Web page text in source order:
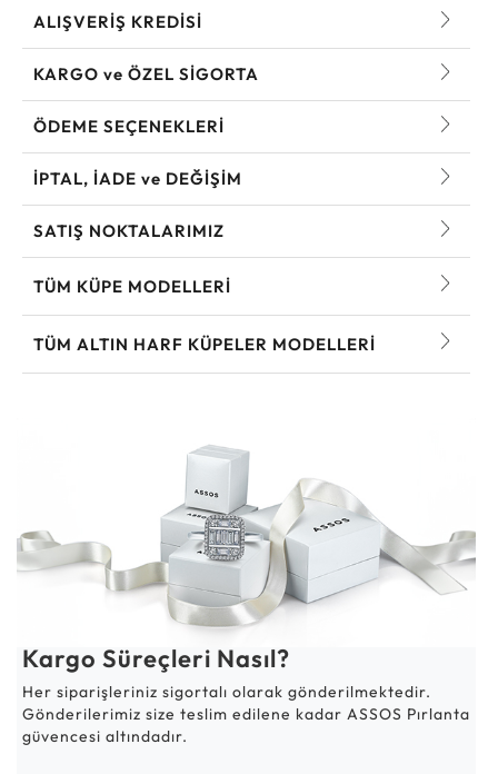
ALIŞVERİŞ KREDİSİ
KARGO ve ÖZEL SİGORTA
ÖDEME SEÇENEKLERİ
İPTAL, İADE ve DEĞİŞİM
SATIŞ NOKTALARIMIZ
TÜM KÜPE MODELLERI
TÜM ALTIN HARF KÜPELER MODELLERI
Kargo Süreçleri Nasıl?
Her siparişleriniz sigortalı olarak gönderilmektedir.
Gönderilerimiz size teslim edilene kadar ASSOS Pırlanta
güvencesi altındadır.